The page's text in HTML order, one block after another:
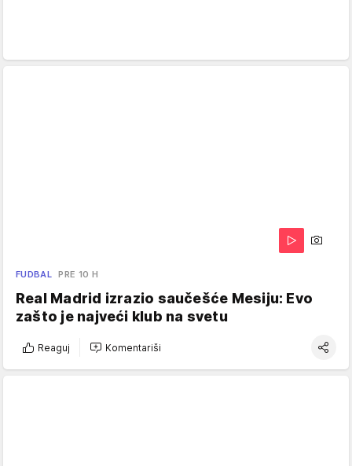
FUDBAL PRE 10 H
Real Madrid izrazio saučešće Mesiju: Evo
zašto je najveći klub na svetu
Reaguj Komentariši